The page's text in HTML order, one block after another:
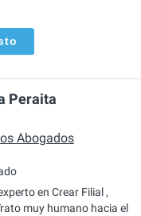
Peraita
Abogados
en Crear Filial ,
muy humano hacia el